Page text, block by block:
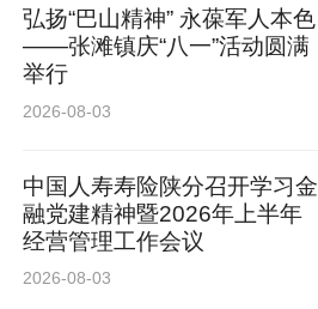
弘扬“巴山精神” 永葆军人本色
——张滩镇庆“八一”活动圆满
举行
2026-08-03
中国人寿寿险陕分召开学习金
融党建精神暨2026年上半年
经营管理工作会议
2026-08-03